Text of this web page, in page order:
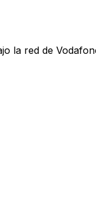
la red de